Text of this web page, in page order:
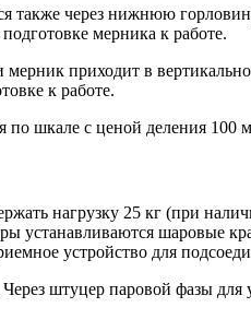
через нижнюю
мерника к работе.
приходит в
к работе.
по шкале с ценой деления 100
нагрузку 25 кг (при
устанавливаются шаровые
устройство для
штуцер паровой фазы